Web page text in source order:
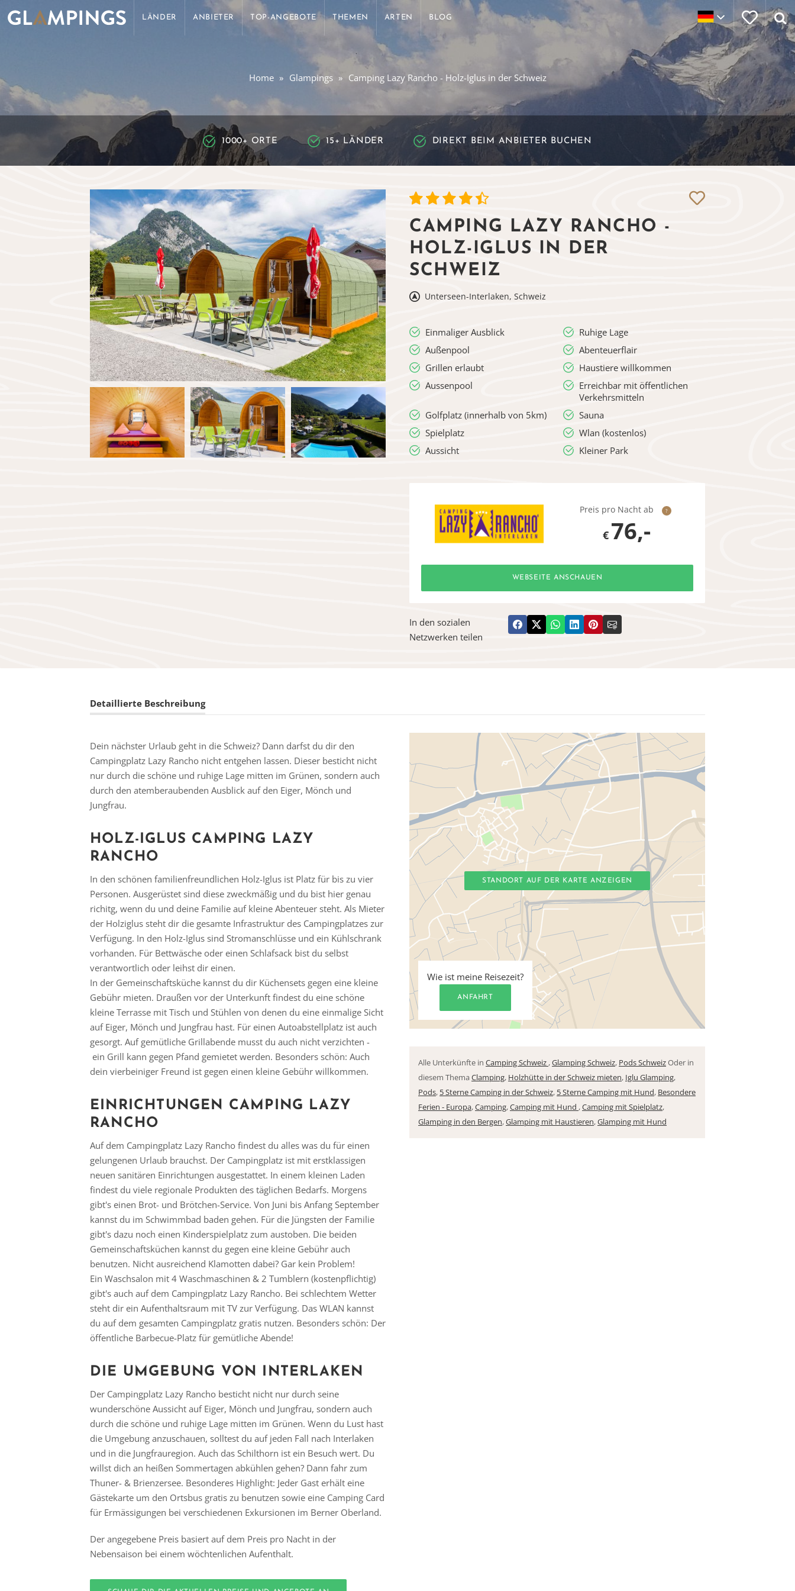
LÄNDER ANBIETER TOP-ANGEBOTE THEMEN ARTEN BLOG
Home Glampings Camping Lazy Rancho - Holz-Iglus in der Schweiz
1000+ ORTE 15+ LÄNDER DIREKT BEIM ANBIETER BUCHEN
CAMPING LAZY RANCHO -
HOLZ-IGLUS IN DER
SCHWEIZ
Unterseen-Interlaken, Schweiz
Einmaliger Ausblick
Ruhige Lage
Außenpool
Abenteuerflair
Grillen erlaubt
Haustiere willkommen
Aussenpool
Erreichbar mit öffentlichen
Verkehrsmitteln
Golfplatz (innerhalb von 5km)
Sauna
Spielplatz
Wlan (kostenlos)
Aussicht
Kleiner Park
Preis pro Nacht ab ?
€ 76,-
WEBSEITE ANSCHAUEN
In den sozialen
Netzwerken teilen
Detaillierte Beschreibung
Dein nächster Urlaub geht in die Schweiz? Dann darfst du dir den
Campingplatz Lazy Rancho nicht entgehen lassen. Dieser besticht nicht
nur durch die schöne und ruhige Lage mitten im Grünen, sondern auch
durch den atemberaubenden Ausblick auf den Eiger, Mönch und
Jungfrau.
HOLZ-IGLUS CAMPING LAZY
RANCHO
In den schönen familienfreundlichen Holz-Iglus ist Platz für bis zu vier
Personen. Ausgerüstet sind diese zweckmäßig und du bist hier genau
richitg, wenn du und deine Familie auf kleine Abenteuer steht. Als Mieter
der Holziglus steht dir die gesamte Infrastruktur des Campingplatzes zur
Verfügung. In den Holz-Iglus sind Stromanschlüsse und ein Kühlschrank
vorhanden. Für Bettwäsche oder einen Schlafsack bist du selbst
verantwortlich oder leihst dir einen.
In der Gemeinschaftsküche kannst du dir Küchensets gegen eine kleine
Gebühr mieten. Draußen vor der Unterkunft findest du eine schöne
kleine Terrasse mit Tisch und Stühlen von denen du eine einmalige Sicht
auf Eiger, Mönch und Jungfrau hast. Für einen Autoabstellplatz ist auch
gesorgt. Auf gemütliche Grillabende musst du auch nicht verzichten -
ein Grill kann gegen Pfand gemietet werden. Besonders schön: Auch
dein vierbeiniger Freund ist gegen einen kleine Gebühr willkommen.
EINRICHTUNGEN CAMPING LAZY
RANCHO
Auf dem Campingplatz Lazy Rancho findest du alles was du für einen
gelungenen Urlaub brauchst. Der Campingplatz ist mit erstklassigen
neuen sanitären Einrichtungen ausgestattet. In einem kleinen Laden
findest du viele regionale Produkten des täglichen Bedarfs. Morgens
gibt's einen Brot- und Brötchen-Service. Von Juni bis Anfang September
kannst du im Schwimmbad baden gehen. Für die Jüngsten der Familie
gibt's dazu noch einen Kinderspielplatz zum austoben. Die beiden
Gemeinschaftsküchen kannst du gegen eine kleine Gebühr auch
benutzen. Nicht ausreichend Klamotten dabei? Gar kein Problem!
Ein Waschsalon mit 4 Waschmaschinen & 2 Tumblern (kostenpflichtig)
gibt's auch auf dem Campingplatz Lazy Rancho. Bei schlechtem Wetter
steht dir ein Aufenthaltsraum mit TV zur Verfügung. Das WLAN kannst
du auf dem gesamten Campingplatz gratis nutzen. Besonders schön: Der
öffentliche Barbecue-Platz für gemütliche Abende!
DIE UMGEBUNG VON INTERLAKEN
Der Campingplatz Lazy Rancho besticht nicht nur durch seine
wunderschöne Aussicht auf Eiger, Mönch und Jungfrau, sondern auch
durch die schöne und ruhige Lage mitten im Grünen. Wenn du Lust hast
die Umgebung anzuschauen, solltest du auf jeden Fall nach Interlaken
und in die Jungfrauregion. Auch das Schilthorn ist ein Besuch wert. Du
willst dich an heißen Sommertagen abkühlen gehen? Dann fahr zum
Thuner- & Brienzersee. Besonderes Highlight: Jeder Gast erhält eine
Gästekarte um den Ortsbus gratis zu benutzen sowie eine Camping Card
für Ermässigungen bei verschiedenen Exkursionen im Berner Oberland.
Der angegebene Preis basiert auf dem Preis pro Nacht in der
Nebensaison bei einem wöchtenlichen Aufenthalt.
STANDORT AUF DER KARTE ANZEIGEN
Wie ist meine Reisezeit?
ANFAHRT
Alle Unterkünfte in Camping Schweiz ,Glamping Schweiz, Pods SchweizOder in
diesem ThemaClamping, Holzhütte in der Schweiz mieten, Iglu Glamping,
Pods, 5 Sterne Camping in der Schweiz, 5 Sterne Camping mit Hund, Besondere
Ferien - Europa,Camping,Camping mit Hund ,Camping mit Spielplatz,
Glamping in den Bergen,Glamping mit Haustieren,Glamping mit Hund
Vielen Dank für das Abonnieren unseres Newsletters.